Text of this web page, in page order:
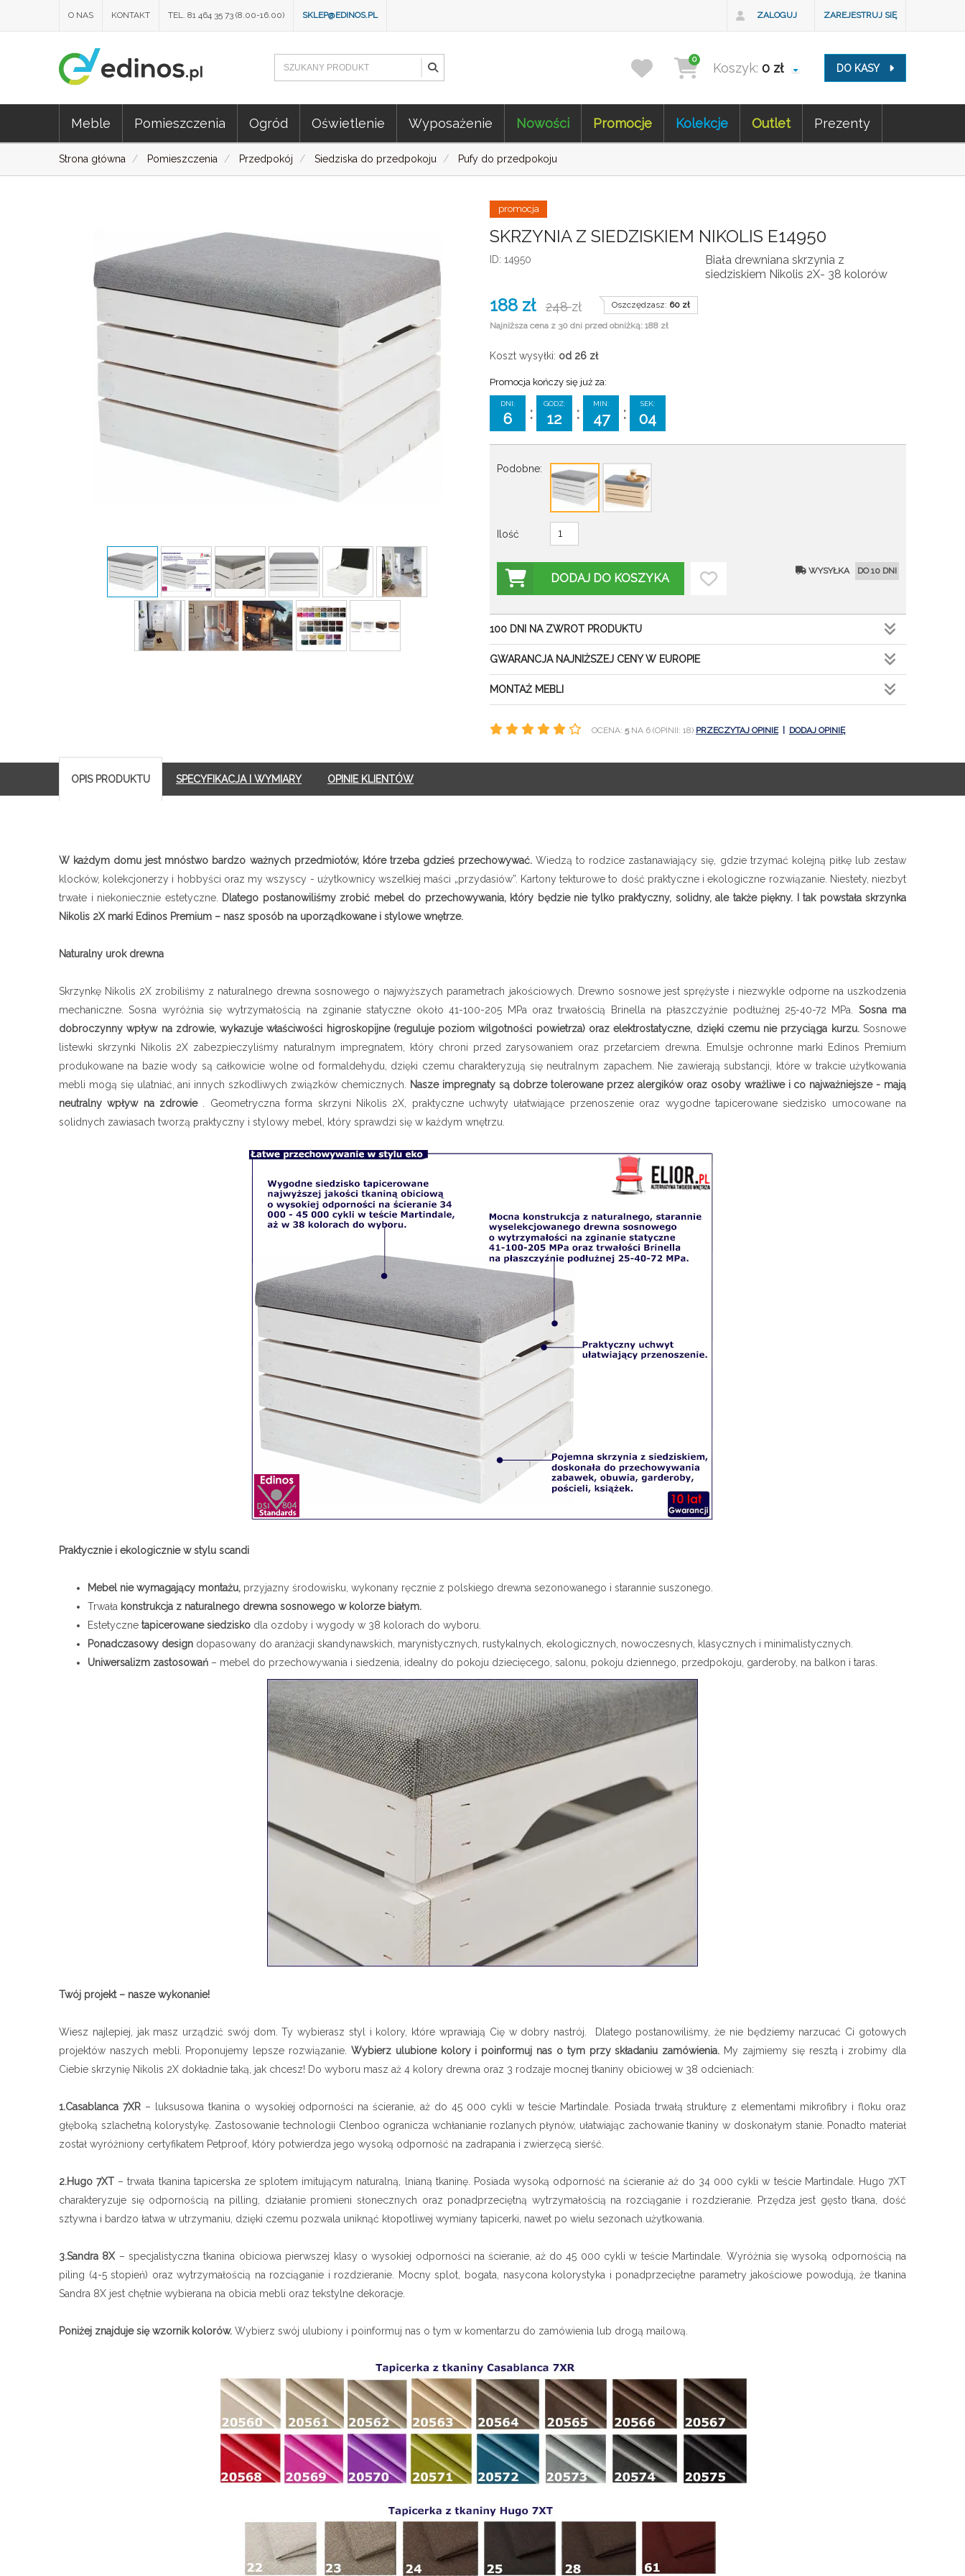
O NAS KONTAKT TEL. 81 464 35 73 (8.00-16.00) SKLEP@EDINOS.PL ZALOGUJ ZAREJESTRUJ SIĘ
Koszyk: 0 zł
0
DO KASY
Meble Pomieszczenia Ogród Oświetlenie Wyposażenie Nowości Promocje Kolekcje Outlet Prezenty
Strona główna Pomieszczenia Przedpokój Siedziska do przedpokoju Pufy do przedpokoju
SKRZYNIA Z SIEDZISKIEM NIKOLIS E14950
ID: 14950
Biała drewniana skrzynia z
siedziskiem Nikolis 2X- 38 kolorów
188 zł 248zł Oszczędzasz: 60 zł
Najniższa cena z 30 dni przed obniżką: 188 zł
Koszt wysyłki: od 26 zł
Promocja kończy się już za:
DNI:
6 :
GODZ:
12 :
MIN:
47 :
SEK:
02
Podobne:
Ilość
DODAJ DO KOSZYKA
WYSYŁKA DO 10 DNI
100 DNI NA ZWROT PRODUKTU
GWARANCJA NAJNIŻSZEJ CENY W EUROPIE
MONTAŻ MEBLI
OCENA: 5NA 6 (OPINII: 18) PRZECZYTAJ OPINIE DODAJ OPINIĘ
OPIS PRODUKTU SPECYFIKACJA I WYMIARY OPINIE KLIENTÓW
W każdym domu jest mnóstwo bardzo ważnych przedmiotów, które trzeba gdzieś przechowywać.Wiedzą to rodzice zastanawiający się, gdzie trzymać kolejną piłkę lub zestaw
klocków, kolekcjonerzy i hobbyści oraz my wszyscy - użytkownicy wszelkiej maści „przydasiów”. Kartony tekturowe to dość praktyczne i ekologiczne rozwiązanie. Niestety, niezbyt
trwałe i niekoniecznie estetyczne.
Dlatego postanowiliśmy zrobić mebel do przechowywania, który będzie nie tylko praktyczny, solidny, ale także piękny. I tak powstała skrzynka
Nikolis 2X marki Edinos Premium – nasz sposób na uporządkowane i stylowe wnętrze.
Naturalny urok drewna
Skrzynkę Nikolis 2X zrobiliśmy z naturalnego drewna sosnowego o najwyższych parametrach jakościowych.
Drewno sosnowe jest sprężyste i niezwykle odporne na uszkodzenia
mechaniczne. Sosna wyróżnia się wytrzymałością na zginanie statyczne około 41-100-205 MPa oraz trwałością Brinella na płaszczyźnie podłużnej 25-40-72 MPa. Sosna ma
dobroczynny wpływ na zdrowie, wykazuje właściwości higroskopijne (reguluje poziom wilgotności powietrza) oraz elektrostatyczne, dzięki czemu nie przyciąga kurzu.Sosnowe
listewki skrzynki Nikolis 2X zabezpieczyliśmy naturalnym impregnatem, który chroni przed zarysowaniem oraz przetarciem drewna. Emulsje ochronne marki Edinos Premium
produkowane na bazie wody są całkowicie wolne od formaldehydu, dzięki czemu charakteryzują się neutralnym zapachem. Nie zawierają substancji, które w trakcie użytkowania
mebli mogą się ulatniać, ani innych szkodliwych związków chemicznych.
Nasze impregnaty są dobrze tolerowane przez alergików oraz osoby wrażliwe i co najważniejsze - mają
neutralny wpływ na zdrowie
. Geometryczna forma skrzyni Nikolis 2X, praktyczne uchwyty ułatwiające przenoszenie oraz wygodne tapicerowane siedzisko umocowane na
solidnych zawiasach tworzą praktyczny i stylowy mebel, który sprawdzi się w każdym wnętrzu.
Praktycznie i ekologicznie w stylu scandi
Mebel nie wymagający montażu, przyjazny środowisku, wykonany ręcznie z polskiego drewna sezonowanego i starannie suszonego.
Trwała konstrukcja z naturalnego drewna sosnowego w kolorze białym.
Estetyczne tapicerowane siedzisko dla ozdoby i wygody w 38 kolorach do wyboru.
Ponadczasowy design dopasowany do aranżacji skandynawskich, marynistycznych, rustykalnych, ekologicznych, nowoczesnych, klasycznych i minimalistycznych.
Uniwersalizm zastosowań – mebel do przechowywania i siedzenia, idealny do pokoju dziecięcego, salonu, pokoju dziennego, przedpokoju, garderoby, na balkon i taras.
Twój projekt – nasze wykonanie!
Wiesz najlepiej, jak masz urządzić swój dom. Ty wybierasz styl i kolory, które wprawiają Cię w dobry nastrój. Dlatego postanowiliśmy, że nie będziemy narzucać Ci gotowych
projektów naszych mebli. Proponujemy lepsze rozwiązanie. Wybierz ulubione kolory i poinformuj nas o tym przy składaniu zamówienia. My zajmiemy się resztą i zrobimy dla
Ciebie skrzynię Nikolis 2X dokładnie taką, jak chcesz! Do wyboru masz aż 4 kolory drewna oraz 3 rodzaje mocnej tkaniny obiciowej w 38 odcieniach:
1.Casablanca 7XR– luksusowa tkanina o wysokiej odporności na ścieranie, aż do 45 000 cykli w teście Martindale. Posiada trwałą strukturę z elementami mikrofibry i floku oraz
głęboką szlachetną kolorystykę. Zastosowanie technologii Clenboo ogranicza wchłanianie rozlanych płynów, ułatwiając zachowanie tkaniny w doskonałym stanie. Ponadto materiał
został wyróżniony certyfikatem Petproof, który potwierdza jego wysoką odporność na zadrapania i zwierzęcą sierść.
2.Hugo 7XT – trwała tkanina tapicerska ze splotem imitującym naturalną, lnianą tkaninę. Posiada wysoką odporność na ścieranie aż do 34 000 cykli w teście Martindale. Hugo 7XT
charakteryzuje się odpornością na pilling, działanie promieni słonecznych oraz ponadprzeciętną wytrzymałością na rozciąganie i rozdzieranie. Przędza jest gęsto tkana, dość
sztywna i bardzo łatwa w utrzymaniu, dzięki czemu pozwala uniknąć kłopotliwej wymiany tapicerki, nawet po wielu sezonach użytkowania.
3.Sandra 8X – specjalistyczna tkanina obiciowa pierwszej klasy o wysokiej odporności na ścieranie, aż do 45 000 cykli w teście Martindale. Wyróżnia się wysoką odpornością na
piling (4-5 stopień) oraz wytrzymałością na rozciąganie i rozdzieranie. Mocny splot, bogata, nasycona kolorystyka i ponadprzeciętne parametry jakościowe powodują, że tkanina
Sandra 8X jest chętnie wybierana na obicia mebli oraz tekstylne dekoracje.
Poniżej znajduje się wzornik kolorów. Wybierz swój ulubiony i poinformuj nas o tym w komentarzu do zamówienia lub drogą mailową.